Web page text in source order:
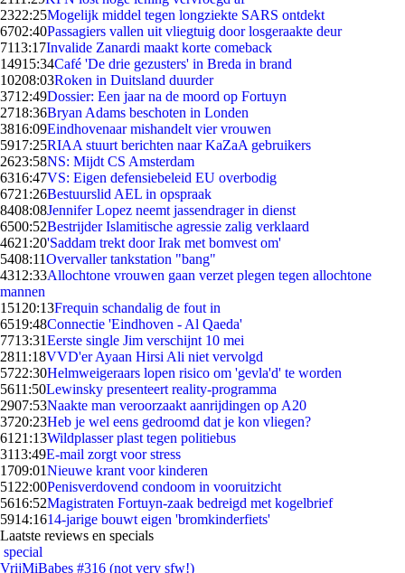
2322:25Mogelijk middel tegen longziekte SARS ontdekt
6702:40Passagiers vallen uit vliegtuig door losgeraakte deur
7113:17Invalide Zanardi maakt korte comeback
14915:34Café 'De drie gezusters' in Breda in brand
10208:03Roken in Duitsland duurder
3712:49Dossier: Een jaar na de moord op Fortuyn
2718:36Bryan Adams beschoten in Londen
3816:09Eindhovenaar mishandelt vier vrouwen
5917:25RIAA stuurt berichten naar KaZaA gebruikers
2623:58NS: Mijdt CS Amsterdam
6316:47VS: Eigen defensiebeleid EU overbodig
6721:26Bestuurslid AEL in opspraak
8408:08Jennifer Lopez neemt jassendrager in dienst
6500:52Bestrijder Islamitische agressie zalig verklaard
4621:20'Saddam trekt door Irak met bomvest om'
5408:11Overvaller tankstation "bang"
4312:33Allochtone vrouwen gaan verzet plegen tegen allochtone
mannen
151 20:13Frequin schandalig de fout in
6519:48Connectie 'Eindhoven - Al Qaeda'
7713:31Eerste single Jim verschijnt 10 mei
2811:18VVD'er Ayaan Hirsi Ali niet vervolgd
5722:30Helmweigeraars lopen risico om 'gevla'd' te worden
5611:50Lewinsky presenteert reality-programma
2907:53Naakte man veroorzaakt aanrijdingen op A20
3720:23Heb je wel eens gedroomd dat je kon vliegen?
61 21:13Wildplasser plast tegen politiebus
3113:49E-mail zorgt voor stress
1709:01Nieuwe krant voor kinderen
51 22:00Penisverdovend condoom in vooruitzicht
5616:52Magistraten Fortuyn-zaak bedreigd met kogelbrief
5914:1614-jarige bouwt eigen 'bromkinderfiets'
Laatste reviews en specials
special
VrijMiBabes #316 (not very sfw!)